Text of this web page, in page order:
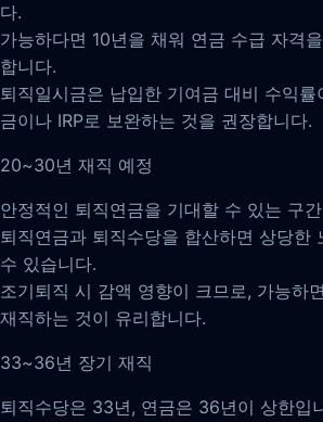
다.
가능하다면 10년을 채워 연금 수급 자격
합니다.
퇴직일시금은 납입한 기여금 대비 수익률
금이나 IRP로 보완하는 것을 권장합니다.
20~30년 재직 예정
안정적인 퇴직연금을 기대할 수 있는 구
퇴직연금과 퇴직수당을 합산하면 상당한
수 있습니다.
조기퇴직 시 감액 영향이 크므로, 가능하
재직하는 것이 유리합니다.
33~36년 장기 재직
퇴직수당은 33년, 연금은 36년이 상한입